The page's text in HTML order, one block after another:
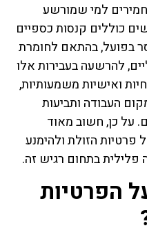
למי שמורשע
כוללים קנסות כספיים
בפועל, בהתאם לחומרת
להרשעה בעבירות אלו
ואישיות משמעותיות,
העבודה ותביעות
על כן, חשוב מאוד
הזולת ולהימנע
פלילית בתחום רגיש זה.
הפרטיות